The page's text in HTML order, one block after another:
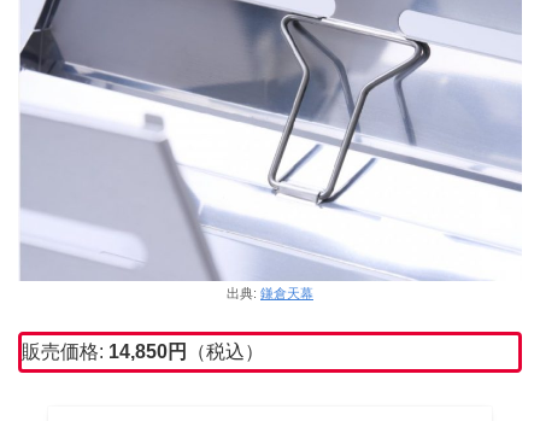
出典: 鎌倉天幕
販売価格: 14,850円 （税込）